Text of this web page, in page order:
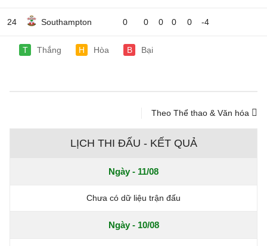
24 Southampton 0 0 0 0 0 -4
T Thắng H Hòa B Bại
Theo Thể thao & Văn hóa
LỊCH THI ĐẤU - KẾT QUẢ
Ngày - 11/08
Chưa có dữ liệu trận đấu
Ngày - 10/08